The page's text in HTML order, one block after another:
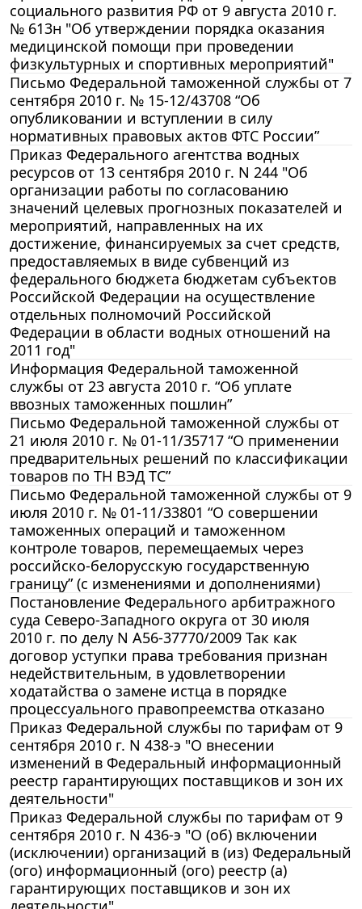
социального развития РФ от 9 августа 2010 г.
№ 613н "Об утверждении порядка оказания
медицинской помощи при проведении
физкультурных и спортивных мероприятий"
Письмо Федеральной таможенной службы от 7
сентября 2010 г. № 15-12/43708 “Об
опубликовании и вступлении в силу
нормативных правовых актов ФТС России”
Приказ Федерального агентства водных
ресурсов от 13 сентября 2010 г. N 244 "Об
организации работы по согласованию
значений целевых прогнозных показателей и
мероприятий, направленных на их
достижение, финансируемых за счет средств,
предоставляемых в виде субвенций из
федерального бюджета бюджетам субъектов
Российской Федерации на осуществление
отдельных полномочий Российской
Федерации в области водных отношений на
2011 год"
Информация Федеральной таможенной
службы от 23 августа 2010 г. “Об уплате
ввозных таможенных пошлин”
Письмо Федеральной таможенной службы от
21 июля 2010 г. № 01-11/35717 “О применении
предварительных решений по классификации
товаров по ТН ВЭД ТС”
Письмо Федеральной таможенной службы от 9
июля 2010 г. № 01-11/33801 “О совершении
таможенных операций и таможенном
контроле товаров, перемещаемых через
российско-белорусскую государственную
границу” (с изменениями и дополнениями)
Постановление Федерального арбитражного
суда Северо-Западного округа от 30 июля
2010 г. по делу N А56-37770/2009 Так как
договор уступки права требования признан
недействительным, в удовлетворении
ходатайства о замене истца в порядке
процессуального правопреемства отказано
Приказ Федеральной службы по тарифам от 9
сентября 2010 г. N 438-э "О внесении
изменений в Федеральный информационный
реестр гарантирующих поставщиков и зон их
деятельности"
Приказ Федеральной службы по тарифам от 9
сентября 2010 г. N 436-э "О (об) включении
(исключении) организаций в (из) Федеральный
(ого) информационный (ого) реестр (а)
гарантирующих поставщиков и зон их